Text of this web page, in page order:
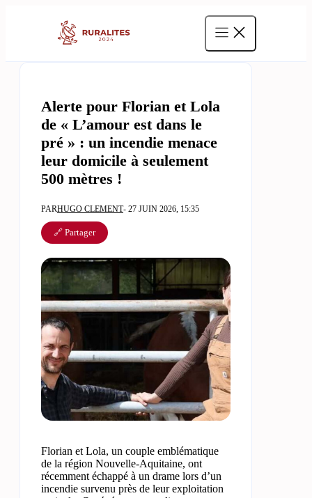
Alerte pour Florian et Lola
de « L’amour est dans le
pré » : un incendie menace
leur domicile à seulement
500 mètres !
PARHUGO CLEMENT- 27 JUIN 2026, 15:35
🔗 Partager
Florian et Lola, un couple emblématique
de la région Nouvelle-Aquitaine, ont
récemment échappé à un drame lors d’un
incendie survenu près de leur exploitation